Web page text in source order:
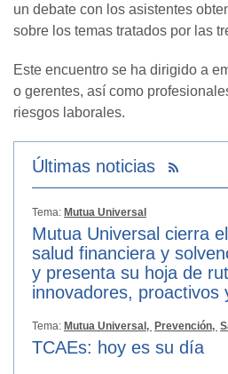
un debate con los asistentes
sobre los temas tratados por las
Este encuentro se ha dirigido a
o gerentes, así como
riesgos laborales.
Últimas noticias
Tema: Mutua Universal
Mutua Universal cierra
salud financiera y
y presenta su hoja de
innovadores, proactivos
Tema: Mutua Universal, Prevención,
TCAEs: hoy es su día